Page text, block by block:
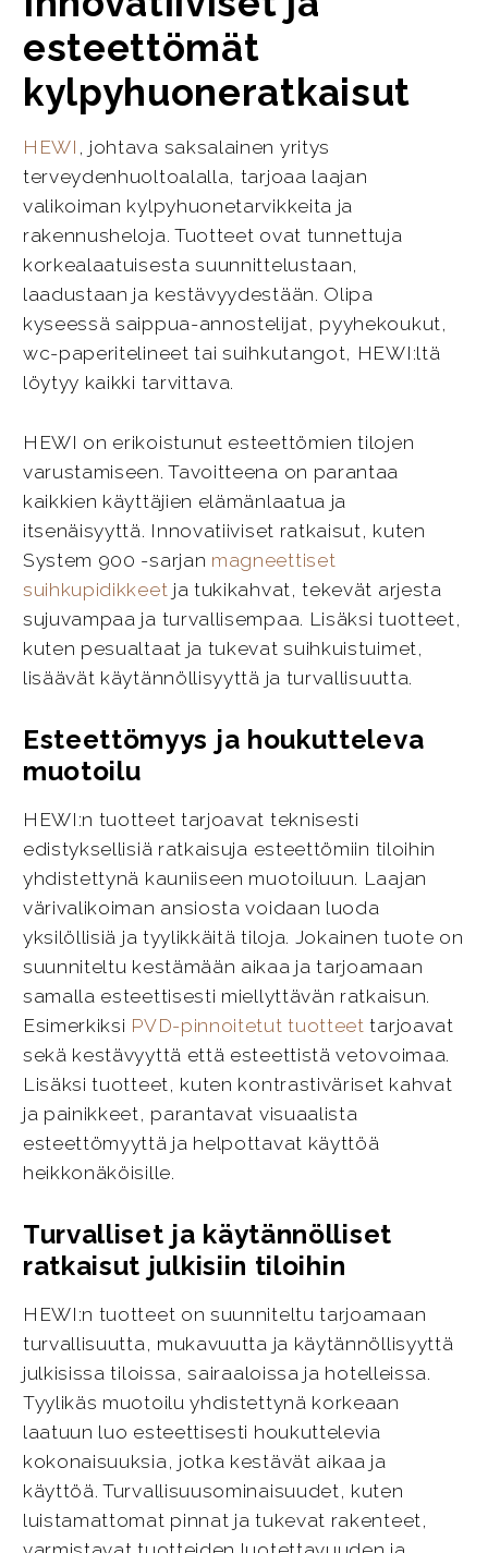
esteettömät
kylpyhuoneratkaisut
HEWI , johtava saksalainen yritys
terveydenhuoltoalalla, tarjoaa laajan
valikoiman kylpyhuonetarvikkeita ja
rakennusheloja. Tuotteet ovat tunnettuja
korkealaatuisesta suunnittelustaan,
laadustaan ja kestävyydestään. Olipa
kyseessä saippua-annostelijat, pyyhekoukut,
wc-paperitelineet tai suihkutangot, HEWI:ltä
löytyy kaikki tarvittava.
HEWI on erikoistunut esteettömien tilojen
varustamiseen. Tavoitteena on parantaa
kaikkien käyttäjien elämänlaatua ja
itsenäisyyttä. Innovatiiviset ratkaisut, kuten
System 900 -sarjan magneettiset
suihkupidikkeet ja tukikahvat, tekevät arjesta
sujuvampaa ja turvallisempaa. Lisäksi tuotteet,
kuten pesualtaat ja tukevat suihkuistuimet,
lisäävät käytännöllisyyttä ja turvallisuutta.
Esteettömyys ja houkutteleva
muotoilu
HEWI:n tuotteet tarjoavat teknisesti
edistyksellisiä ratkaisuja esteettömiin tiloihin
yhdistettynä kauniiseen muotoiluun. Laajan
värivalikoiman ansiosta voidaan luoda
yksilöllisiä ja tyylikkäitä tiloja. Jokainen tuote on
suunniteltu kestämään aikaa ja tarjoamaan
samalla esteettisesti miellyttävän ratkaisun.
Esimerkiksi PVD-pinnoitetut tuotteet tarjoavat
sekä kestävyyttä että esteettistä vetovoimaa.
Lisäksi tuotteet, kuten kontrastiväriset kahvat
ja painikkeet, parantavat visuaalista
esteettömyyttä ja helpottavat käyttöä
heikkonäköisille.
Turvalliset ja käytännölliset
ratkaisut julkisiin tiloihin
HEWI:n tuotteet on suunniteltu tarjoamaan
turvallisuutta, mukavuutta ja käytännöllisyyttä
julkisissa tiloissa, sairaaloissa ja hotelleissa.
Tyylikäs muotoilu yhdistettynä korkeaan
laatuun luo esteettisesti houkuttelevia
kokonaisuuksia, jotka kestävät aikaa ja
käyttöä. Turvallisuusominaisuudet, kuten
luistamattomat pinnat ja tukevat rakenteet,